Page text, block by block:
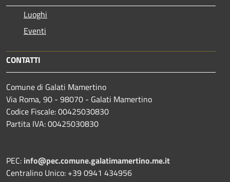
Luoghi
Eventi
CONTATTI
Comune di Galati Mamertino
Via Roma, 90 - 98070 - Galati Mamertino
Codice Fiscale: 00425030830
Partita IVA: 00425030830
PEC: info@pec.comune.galatimamertino.me.it
Centralino Unico: +39 0941 434956